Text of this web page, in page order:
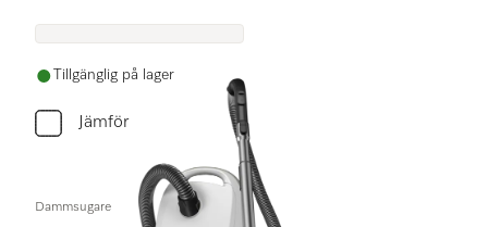
Tillgänglig på lager
Jämför
Dammsugare